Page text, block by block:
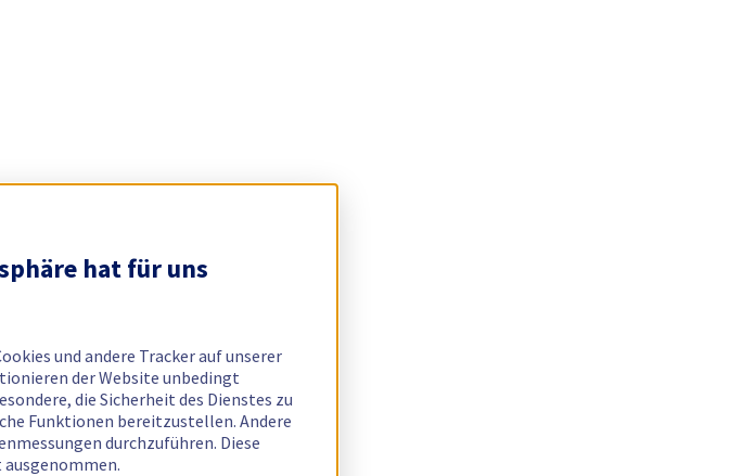
hat für uns
und andere Tracker auf unserer
der Website unbedingt
die Sicherheit des Dienstes zu
Funktionen bereitzustellen. Andere
durchzuführen. Diese